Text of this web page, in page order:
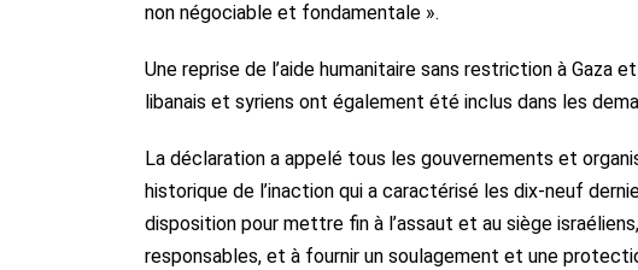
non négociable et fondamentale ».
Une reprise de l’aide humanitaire sans restriction à
libanais et syriens ont également été inclus dans les
La déclaration a appelé tous les gouvernements et
historique de l’inaction qui a caractérisé les dix-neuf
disposition pour mettre fin à l’assaut et au siège
responsables, et à fournir un soulagement et une